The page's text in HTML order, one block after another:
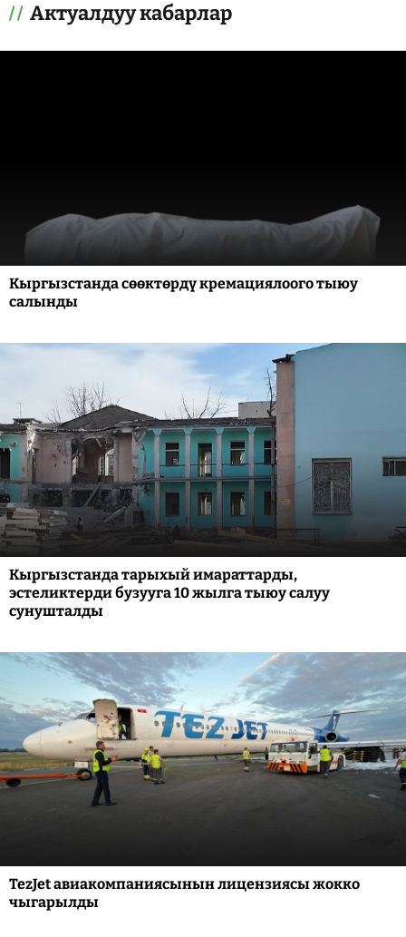
Актуалдуу кабарлар
Кыргызстанда сөөктөрдү кремациялоого тыюу
салынды
Кыргызстанда тарыхый имараттарды,
эстеликтерди бузууга 10 жылга тыюу салуу
сунушталды
TezJet авиакомпаниясынын лицензиясы жокко
чыгарылды